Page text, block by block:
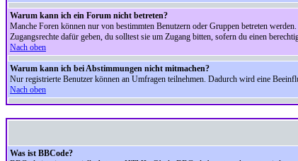
Warum kann ich ein Forum nicht betreten?
Manche Foren können nur von bestimmten Benutzern oder Gruppen betreten
Zugangsrechte dafür geben, du solltest sie um Zugang bitten, sofern du einen
Nach oben
Warum kann ich bei Abstimmungen nicht mitmachen?
Nur registrierte Benutzer können an Umfragen teilnehmen. Dadurch wird eine
Nach oben
Was ist BBCode?